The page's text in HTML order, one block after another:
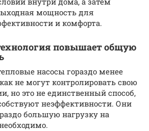
мощность для
и комфорта.
повышает общую
насосы гораздо менее
не могут контролировать свою
но это не единственный способ,
неэффективности. Они
большую нагрузку на